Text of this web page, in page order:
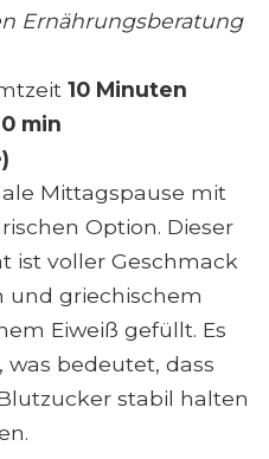
Ernährungsberatung
10 Minuten
0 min
Mittagspause mit
Option. Dieser
ist voller Geschmack
und griechischem
Eiweiß gefüllt. Es
was bedeutet, dass
stabil halten